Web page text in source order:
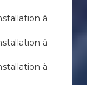
à
à
à